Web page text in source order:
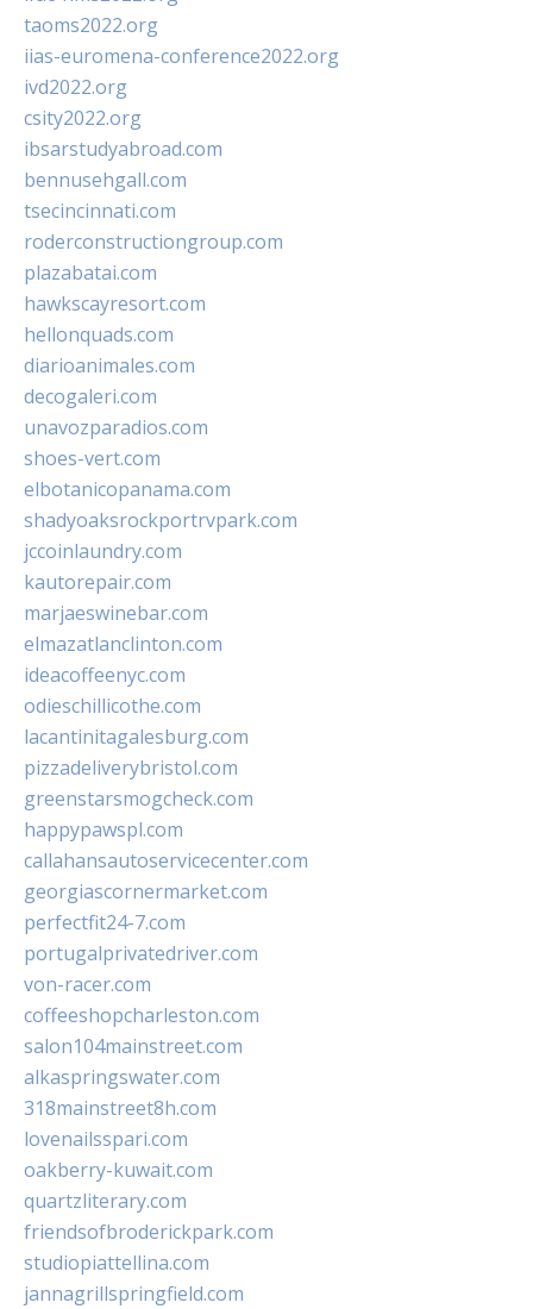
taoms2022.org
iias-euromena-conference2022.org
ivd2022.org
csity2022.org
ibsarstudyabroad.com
bennusehgall.com
tsecincinnati.com
roderconstructiongroup.com
plazabatai.com
hawkscayresort.com
hellonquads.com
diarioanimales.com
decogaleri.com
unavozparadios.com
shoes-vert.com
elbotanicopanama.com
shadyoaksrockportrvpark.com
jccoinlaundry.com
kautorepair.com
marjaeswinebar.com
elmazatlanclinton.com
ideacoffeenyc.com
odieschillicothe.com
lacantinitagalesburg.com
pizzadeliverybristol.com
greenstarsmogcheck.com
happypawspl.com
callahansautoservicecenter.com
georgiascornermarket.com
perfectfit24-7.com
portugalprivatedriver.com
von-racer.com
coffeeshopcharleston.com
salon104mainstreet.com
alkaspringswater.com
318mainstreet8h.com
lovenailsspari.com
oakberry-kuwait.com
quartzliterary.com
friendsofbroderickpark.com
studiopiattellina.com
jannagrillspringfield.com